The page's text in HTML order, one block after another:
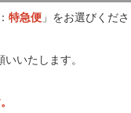
特急便 」をお選びくださ
いたします。